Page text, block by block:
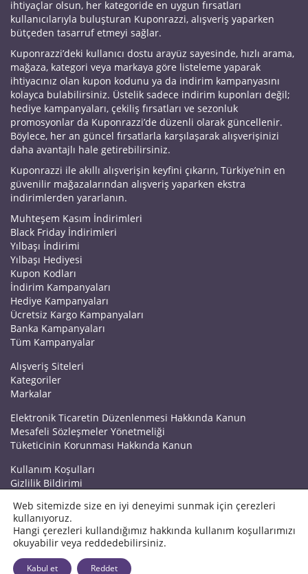
ihtiyaçlar olsun, her kategoride en uygun fırsatları
kullanıcılarıyla buluşturan Kuponrazzi, alışveriş yaparken
bütçeden tasarruf etmeyi sağlar.
Kuponrazzi’deki kullanıcı dostu arayüz sayesinde, hızlı arama,
mağaza, kategori veya markaya göre listeleme yaparak
ihtiyacınız olan kupon kodunu ya da indirim kampanyasını
kolayca bulabilirsiniz. Üstelik sadece indirim kuponları değil;
hediye kampanyaları, çekiliş fırsatları ve sezonluk
promosyonlar da Kuponrazzi’de düzenli olarak güncellenir.
Böylece, her an güncel fırsatlarla karşılaşarak alışverişinizi
daha avantajlı hale getirebilirsiniz.
Kuponrazzi ile akıllı alışverişin keyfini çıkarın, Türkiye’nin en
güvenilir mağazalarından alışveriş yaparken ekstra
indirimlerden yararlanın.
Muhteşem Kasım İndirimleri
Black Friday İndirimleri
Yılbaşı İndirimi
Yılbaşı Hediyesi
Kupon Kodları
İndirim Kampanyaları
Hediye Kampanyaları
Ücretsiz Kargo Kampanyaları
Banka Kampanyaları
Tüm Kampanyalar
Alışveriş Siteleri
Kategoriler
Markalar
Elektronik Ticaretin Düzenlenmesi Hakkında Kanun
Mesafeli Sözleşmeler Yönetmeliği
Tüketicinin Korunması Hakkında Kanun
Kullanım Koşulları
Gizlilik Bildirimi
Kuponrazzi Blog
Mağaza Ekle
İletişim
© 2026 Kuponrazzi
Web sitemizde size en iyi deneyimi sunmak için çerezleri
kullanıyoruz.
Hangi çerezleri kullandığımız hakkında kullanım koşullarımızı
okuyabilir veya reddedebilirsiniz.
Kabul et Reddet